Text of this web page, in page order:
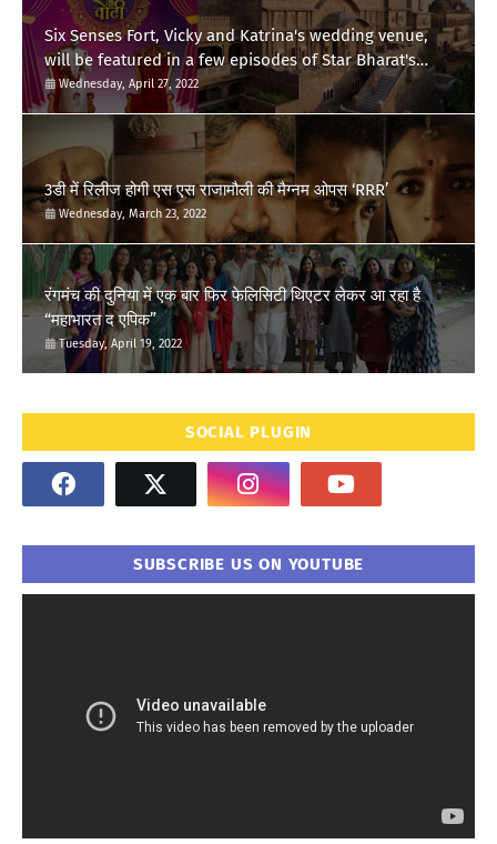
Six Senses Fort, Vicky and Katrina's wedding venue,
will be featured in a few episodes of Star Bharat's
'Swayamvar- Mika Di Vohti'?
Wednesday, April 27, 2022
3डी में रिलीज होगी एस एस राजामौली की मैग्नम ओपस ‘RRR’
Wednesday, March 23, 2022
रंगमंच की दुनिया में एक बार फिर फेलिसिटी थिएटर लेकर आ रहा है
“महाभारत द एपिक”
Tuesday, April 19, 2022
SOCIAL PLUGIN
SUBSCRIBE US ON YOUTUBE